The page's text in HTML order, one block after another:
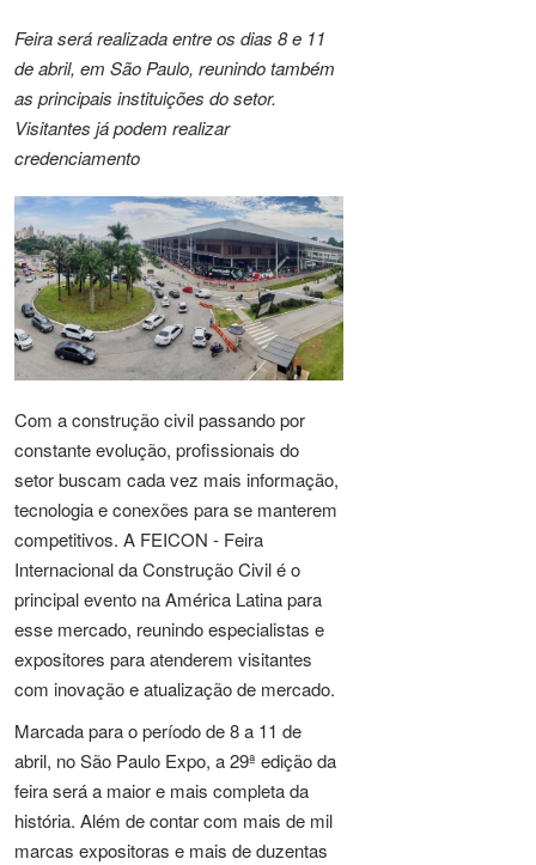
Feira será realizada entre os dias 8 e 11
de abril, em São Paulo, reunindo também
as principais instituições do setor.
Visitantes já podem realizar
credenciamento
Com a construção civil passando por
constante evolução, profissionais do
setor buscam cada vez mais informação,
tecnologia e conexões para se manterem
competitivos. A FEICON - Feira
Internacional da Construção Civil é o
principal evento na América Latina para
esse mercado, reunindo especialistas e
expositores para atenderem visitantes
com inovação e atualização de mercado.
Marcada para o período de 8 a 11 de
abril, no São Paulo Expo, a 29ª edição da
feira será a maior e mais completa da
história. Além de contar com mais de mil
marcas expositoras e mais de duzentas